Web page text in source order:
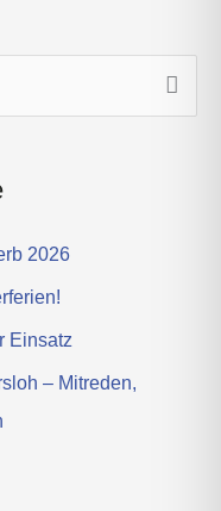
a
g
r
2026
Einsatz
– Mitreden,